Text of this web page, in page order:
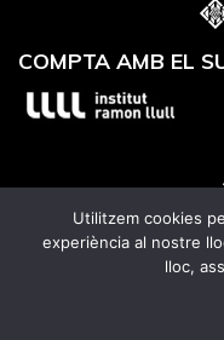
COMPTA AMB EL
Utilitzem cookies
experiència al nostre
lloc,